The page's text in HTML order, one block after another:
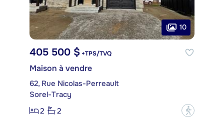
10
405 500 $ +TPS/TVQ
Maison à vendre
62, Rue Nicolas-Perreault
Sorel-Tracy
2
2 ?